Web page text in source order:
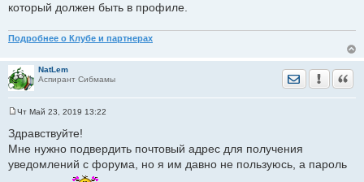
который должен быть в профиле.
Подробнее о Клубе и партнерах
NatLem
Аспирант Сибмамы
Отправить
о
б
е
Чт Май 23, 2019 13:22
Здравствуйте!
Мне нужно подвердить почтовый адрес для получения
уведомлений с форума, но я им давно не пользуюсь, а пароль